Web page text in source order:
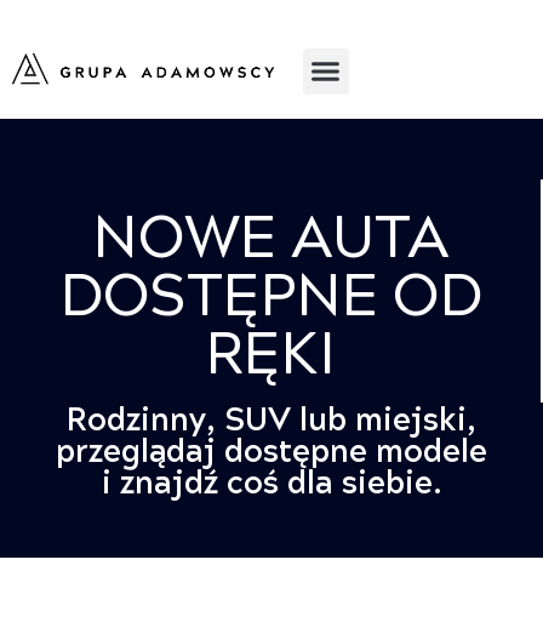
NOWE AUTA
DOSTĘPNE OD
RĘKI
Rodzinny, SUV lub miejski,
przeglądaj dostępne modele
i znajdź coś dla siebie.